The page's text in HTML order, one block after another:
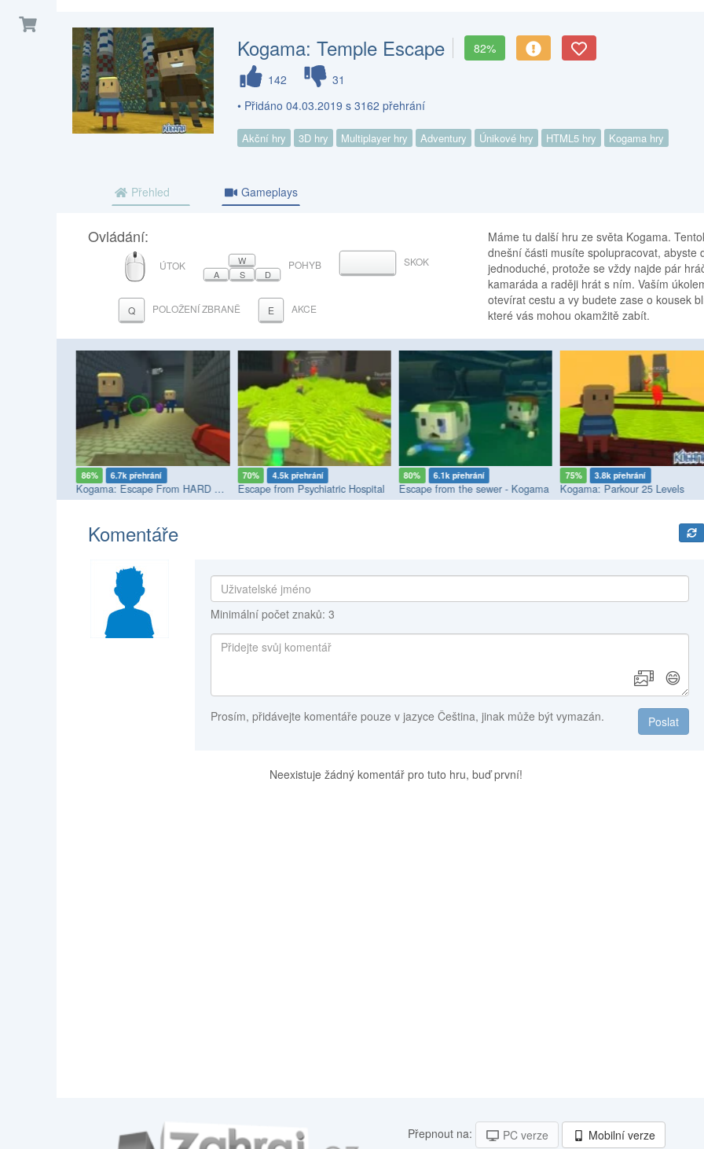
Kogama: Temple Escape
82%
142
31
• Přidáno 04.03.2019 s 3162 přehrání
Akční hry 3D hry Multiplayer hry Adventury Únikové hry HTML5 hry Kogama hry
Přehled Gameplays
Ovládání:
MYŠ
ÚTOK
W
A
S D
POHYB MEZERNÍKSKOK
Q POLOŽENÍ ZBRANĚ E AKCE
Máme tu další hru ze světa Kogama.
dnešní části musíte spolupracovat, abyste
jednoduché, protože se vždy najde pár
kamaráda a raději hrát s ním. Vaším
otevírat cestu a vy budete zase o kousek
které vás mohou okamžitě zabít.
86% 6.7k přehrání
Kogama: Escape From HARD Prison
70% 4.5k přehrání
Escape from Psychiatric Hospital
80% 6.1k přehrání
Escape from the sewer - Kogama
75% 3.8k přehrání
Kogama: Parkour 25 Levels
Komentáře
Minimální počet znaků: 3
😄
Poslat
Prosím, přidávejte komentáře pouze v jazyce Čeština, jinak může být vymazán.
Neexistuje žádný komentář pro tuto hru, buď první!
Přepnout na: PC verze Mobilní verze